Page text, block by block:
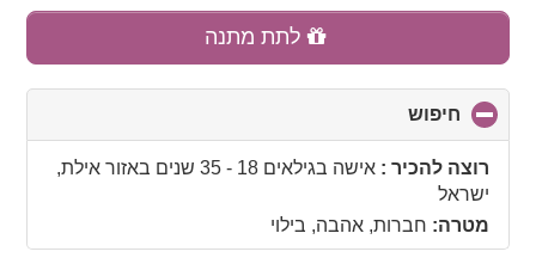
לתת מתנה
חיפוש
to
collapseרוצה להכיר :אישה בגילאים 18 - 35 שנים באזור אילת,
ישראל
מטרה: חברות, אהבה, בילוי